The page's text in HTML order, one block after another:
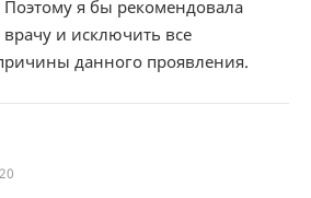
Поэтому я бы рекомендовала
врачу и исключить все
данного проявления.